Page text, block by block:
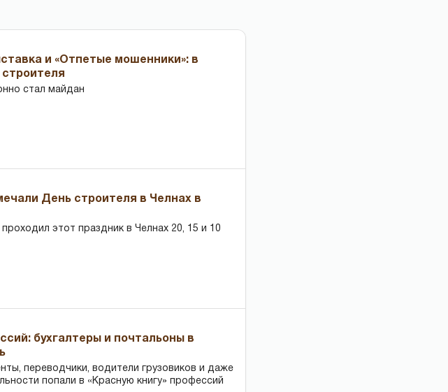
и «Отпетые мошенники»: в
стал майдан
День строителя в Челнах в
этот праздник в Челнах 20, 15 и 10
бухгалтеры и почтальоны в
переводчики, водители грузовиков и даже
попали в «Красную книгу» профессий